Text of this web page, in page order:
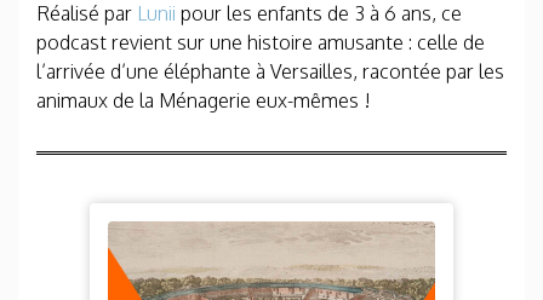
Réalisé par Lunii pour les enfants de 3 à 6 ans, ce
podcast revient sur une histoire amusante : celle de
l’arrivée d’une éléphante à Versailles, racontée par les
animaux de la Ménagerie eux-mêmes !